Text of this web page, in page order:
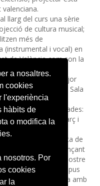
a nosaltres.
cookies
l'experiència
hàbits de
o modifica la
nosotros. Por
cookies
la
llarg del curs una sèrie
de cultura musical;
més de
(instrumental i vocal) en
de València com son la
del Centre
del Col·legi Major
del Jardí Botànic i la Sala
de Burjassot.
en 3 temporades:
de gener a març i
a juny.
concerts es tracta de
valenciana, mitjançant
i intèrprets del nostre
està oberta a tot tipus
concerts és gratuïta amb